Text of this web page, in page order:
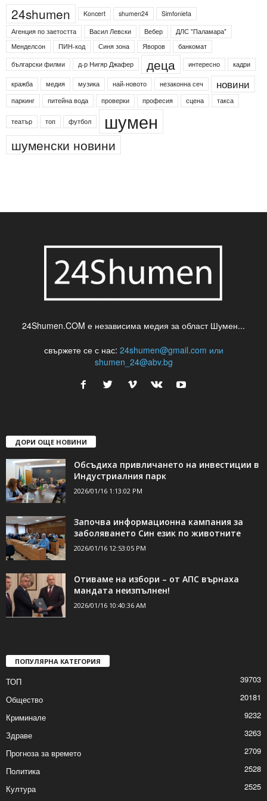
24shumen Koncert shumen24
Simfonieta
Агенция по заетостта
Васил Левски Вебер
ДЛС "Паламара"
Менделсон
ПИН-код Синя зона Яворов
банкомат
български филми
д-р Нигяр Джафер деца интересно кадри
кражба медия музика най-новото незаконна сеч новини
паркинг питейна вода проверки професия сцена такса
театър топ футбол шумен
шуменски новини
24Shumen.COM е независима медия за област Шумен...
свържете се с нас: 24shumen@gmail.com или
shumen_24@abv.bg
ДОРИ ОЩЕ НОВИНИ
Обсъдиха привличането на инвестиции в
Индустриалния парк
2026/01/16 1:13:02 PM
Започва информационна кампания за
заболяването Син език по животните
2026/01/16 12:53:05 PM
Отиваме на избори – от АПС върнаха
мандата неизпълнен!
2026/01/16 10:40:36 AM
ПОПУЛЯРНА КАТЕГОРИЯ
ТОП
39703
Общество
20181
Криминале
9232
Здраве
3263
Прогноза за времето
2709
Политика
2528
Култура
2525